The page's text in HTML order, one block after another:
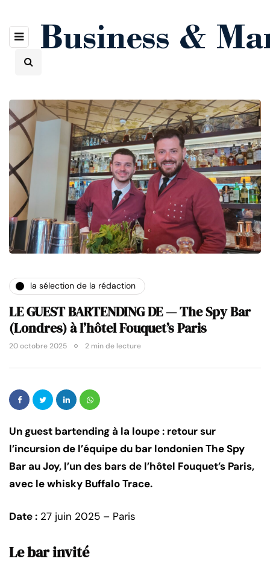
la sélection de la rédaction
LE GUEST BARTENDING DE — The Spy Bar
(Londres) à l’hôtel Fouquet’s Paris
20 octobre 2025 2 min de lecture
Un guest bartending à la loupe : retour sur
l’incursion de l’équipe du bar londonien The Spy
Bar au Joy, l’un des bars de l’hôtel Fouquet’s Paris,
avec le whisky Buffalo Trace.
Date : 27 juin 2025 – Paris
Le bar invité